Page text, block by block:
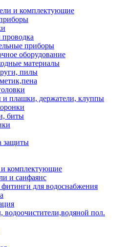
и комплектующие
проводка
приборы
оборудование
материалы
пилы
плашки, держатели, клуппы
биты
защиты
комплектующие
и санфаянс
для водоснабжения
водоочистители,водяной пол.